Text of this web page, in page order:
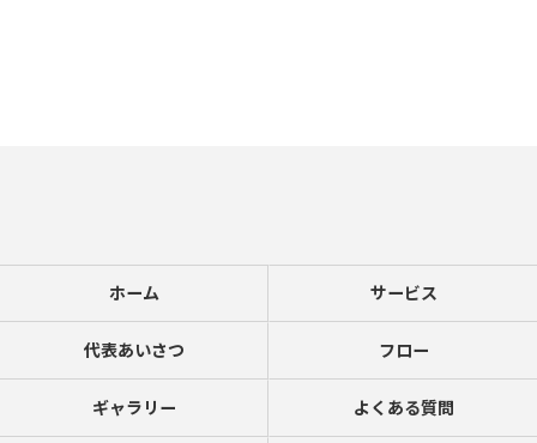
ホーム サービス
代表あいさつ フロー
ギャラリー よくある質問